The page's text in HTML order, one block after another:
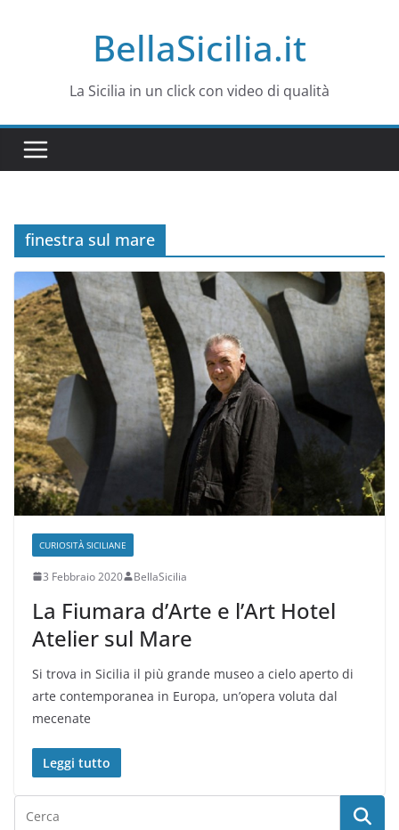
BellaSicilia.it
La Sicilia in un click con video di qualità
finestra sul mare
CURIOSITÀ SICILIANE
3 Febbraio 2020 BellaSicilia
La Fiumara d’Arte e l’Art Hotel
Atelier sul Mare
Si trova in Sicilia il più grande museo a cielo aperto di
arte contemporanea in Europa, un’opera voluta dal
mecenate
Leggi tutto